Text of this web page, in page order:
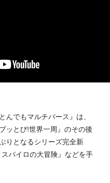
んでもマルチバース』は、
ッとび!世界一周』のその後
りとなるシリーズ完全新
パイロの大冒険』などを手